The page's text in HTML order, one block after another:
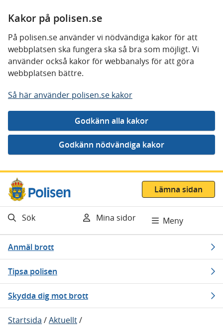
Kakor på polisen.se
På polisen.se använder vi nödvändiga kakor för att
webbplatsen ska fungera ska så bra som möjligt. Vi
använder också kakor för webbanalys för att göra
webbplatsen bättre.
Så här använder polisen.se kakor
Gå direkt till innehåll
Lämna sidan
Sök Mina sidor Meny
Anmäl brott
Tipsa polisen
Skydda dig mot brott
Startsida /Aktuellt/